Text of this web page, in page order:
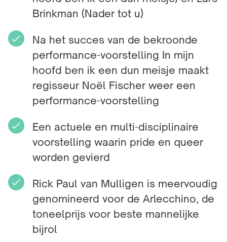
Brinkman (Nader tot u)
Na het succes van de bekroonde
performance-voorstelling In mijn
hoofd ben ik een dun meisje maakt
regisseur Noël Fischer weer een
performance-voorstelling
Een actuele en multi-disciplinaire
voorstelling waarin pride en queer
worden gevierd
Rick Paul van Mulligen is meervoudig
genomineerd voor de Arlecchino, de
toneelprijs voor beste mannelijke
bijrol